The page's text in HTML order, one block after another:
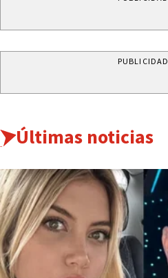
PUBLICIDAD
Últimas noticias